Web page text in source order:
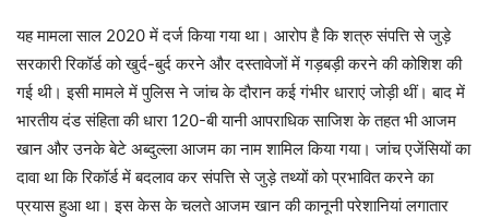
यह मामला साल 2020 में दर्ज किया गया था। आरोप है कि शत्रु संपत्ति से जुड़े
सरकारी रिकॉर्ड को खुर्द-बुर्द करने और दस्तावेजों में गड़बड़ी करने की कोशिश की
गई थी। इसी मामले में पुलिस ने जांच के दौरान कई गंभीर धाराएं जोड़ी थीं। बाद में
भारतीय दंड संहिता की धारा 120-बी यानी आपराधिक साजिश के तहत भी आजम
खान और उनके बेटे अब्दुल्ला आजम का नाम शामिल किया गया। जांच एजेंसियों का
दावा था कि रिकॉर्ड में बदलाव कर संपत्ति से जुड़े तथ्यों को प्रभावित करने का
प्रयास हुआ था। इस केस के चलते आजम खान की कानूनी परेशानियां लगातार